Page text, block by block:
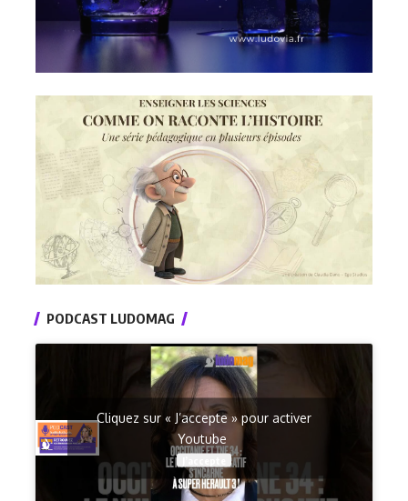
PODCAST LUDOMAG
Cliquez sur « J’accepte » pour activer
Youtube